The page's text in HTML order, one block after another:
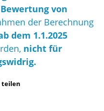
von
der Berechnung
dem 1.1.2025
nicht für